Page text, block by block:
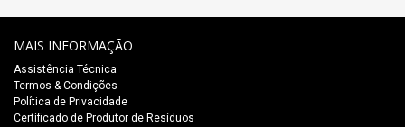
MAIS INFORMAÇÃO
Assistência Técnica
Termos & Condições
Política de Privacidade
Certificado de Produtor de Resíduos